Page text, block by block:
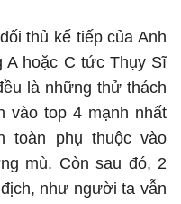
thủ kế tiếp của Anh
A hoặc C tức Thụy Sĩ
là những thử thách
vào top 4 mạnh nhất
toàn phụ thuộc vào
mù. Còn sau đó, 2
như người ta vẫn